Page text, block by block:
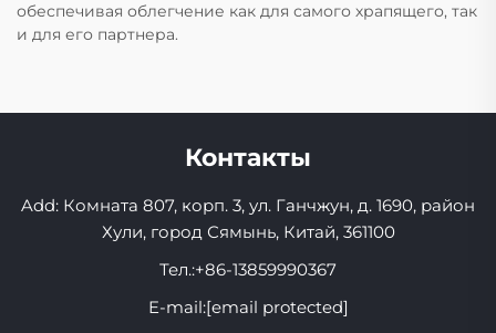
обеспечивая облегчение как для самого храпящего, так
и для его партнера.
Контакты
Add: Комната 807, корп. 3, ул. Ганчжун, д. 1690, район
Хули, город Сямынь, Китай, 361100
Тел.:+86-13859990367
E-mail:[email protected]